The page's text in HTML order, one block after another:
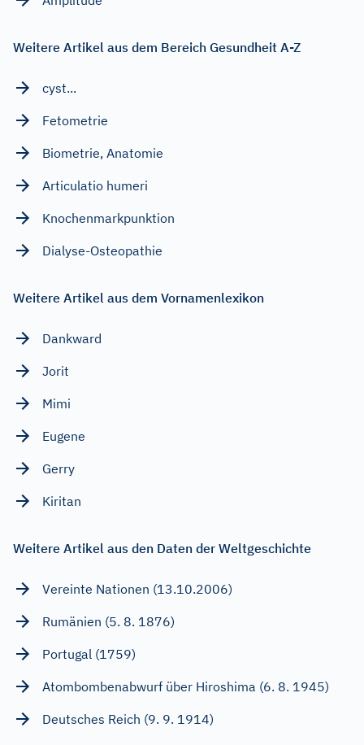
Weitere Artikel aus dem Bereich Gesundheit A-Z
cyst...
Fetometrie
Biometrie, Anatomie
Articulatio humeri
Knochenmarkpunktion
Dialyse-Osteopathie
Weitere Artikel aus dem Vornamenlexikon
Dankward
Jorit
Mimi
Eugene
Gerry
Kiritan
Weitere Artikel aus den Daten der Weltgeschichte
Vereinte Nationen (13.10.2006)
Rumänien (5. 8. 1876)
Portugal (1759)
Atombombenabwurf über Hiroshima (6. 8. 1945)
Deutsches Reich (9. 9. 1914)